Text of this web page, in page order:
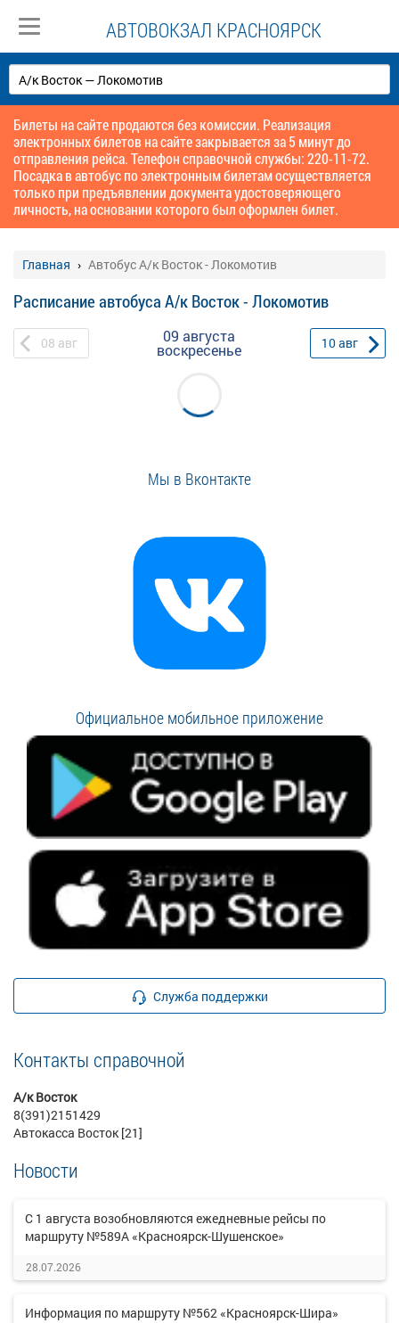
АВТОВОКЗАЛ КРАСНОЯРСК
Билеты на сайте продаются без комиссии. Реализация
электронных билетов на сайте закрывается за 5 минут до
отправления рейса. Телефон справочной службы: 220-11-72.
Посадка в автобус по электронным билетам осуществляется
только при предъявлении документа удостоверяющего
личность, на основании которого был оформлен билет.
Главная Автобус А/к Восток - Локомотив
Расписание автобуса А/к Восток - Локомотив
08 авг 09 августа
воскресенье 10авг
Мы в Вконтакте
Официальное мобильное приложение
Служба поддержки
Контакты справочной
А/к Восток
8(391)2151429
Автокасса Восток [21]
Новости
С 1 августа возобновляются ежедневные рейсы по
маршруту №589А «Красноярск-Шушенское»
28.07.2026
Информация по маршруту №562 «Красноярск-Шира»